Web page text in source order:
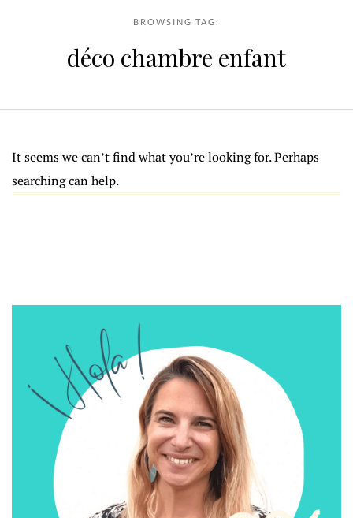
BROWSING TAG:
déco chambre enfant
It seems we can’t find what you’re looking for. Perhaps
searching can help.